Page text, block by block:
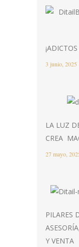
3 junio, 2025
LA LUZ
CREA
27 mayo,
PILARES
Y VENTA